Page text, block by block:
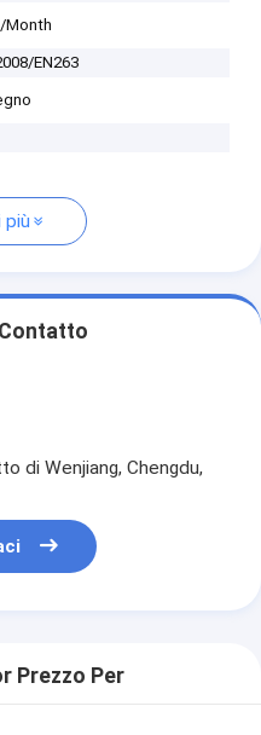
Month
EN263
più
di Wenjiang, Chengdu,
Prezzo Per